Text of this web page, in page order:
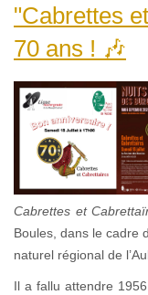
"Cabrettes
70 ans ! 🎶
Cabrettes et
Boules, dans le cadre
naturel régional de
Il a fallu attendre